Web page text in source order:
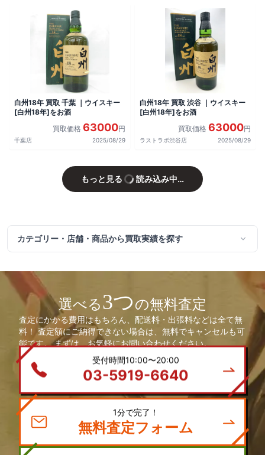
白州18年 買取 千葉 ｜ウイスキー
[白州18年]をお酒
買取価格 63000円
千葉店 2025/08/29
白州18年 買取 渋谷 ｜ウイスキー
[白州18年]をお酒
買取価格 63000円
ラストラボ渋谷店 2025/08/29
もっと見る 読み込み中…
カテゴリー・店舗・商品から買取実績を探す
選べる3つの無料査定
査定にかかる費用はもちろん、配送料・出張料などは全て無
料！ 査定額にご納得できない場合は、無料でキャンセルも可
能です。 まずは、お気軽にお問い合わせください。
受付時間10:00〜20:00
03-5919-6640
1分で完了！
無料査定フォーム